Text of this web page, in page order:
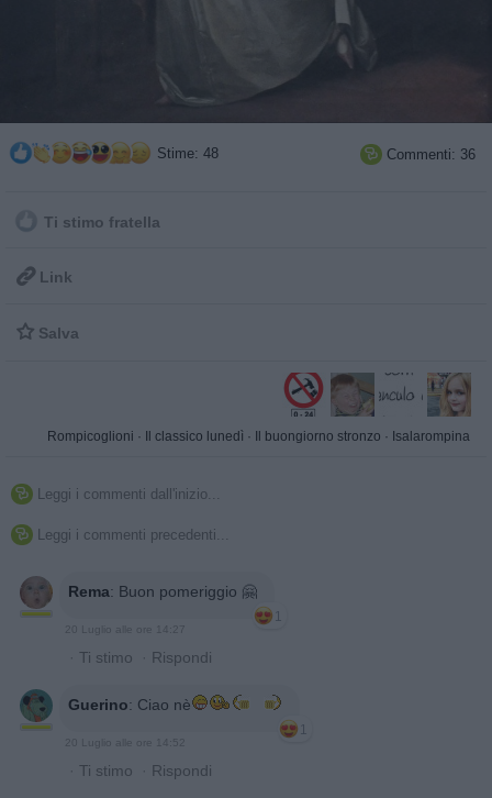
Stime: 48  Commenti: 36
Ti stimo fratella
 Link
 Salva
Rompicoglioni · Il classico lunedì · Il buongiorno stronzo · Isalarompina
 Leggi i commenti dall'inizio...
 Leggi i commenti precedenti...
Rema: Buon pomeriggio 🤗
1
20 Luglio alle ore 14:27
· Ti stimo · Rispondi
Guerino: Ciao nè
1
· Ti stimo · Rispondi